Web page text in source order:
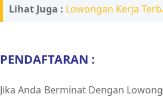
Lihat Juga : Lowongan Kerja
PENDAFTARAN :
Jika Anda Berminat Dengan